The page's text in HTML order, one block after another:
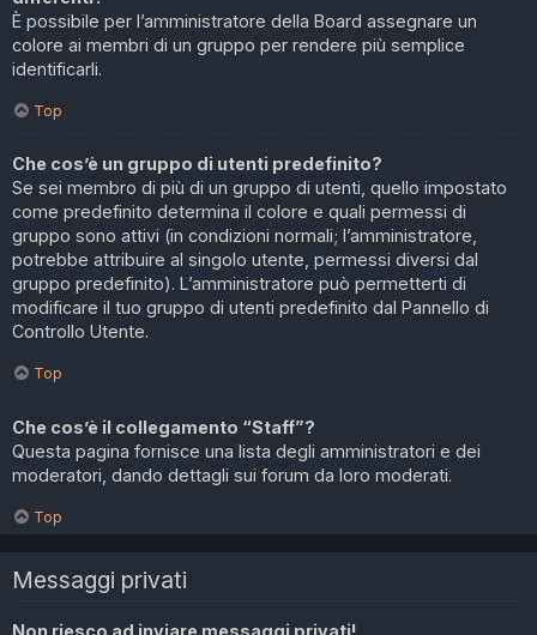
È possibile per l’amministratore della Board assegnare un
colore ai membri di un gruppo per rendere più semplice
identificarli.
Top
Che cos’è un gruppo di utenti predefinito?
Se sei membro di più di un gruppo di utenti, quello impostato
come predefinito determina il colore e quali permessi di
gruppo sono attivi (in condizioni normali; l’amministratore,
potrebbe attribuire al singolo utente, permessi diversi dal
gruppo predefinito). L’amministratore può permetterti di
modificare il tuo gruppo di utenti predefinito dal Pannello di
Controllo Utente.
Top
Che cos’è il collegamento “Staff”?
Questa pagina fornisce una lista degli amministratori e dei
moderatori, dando dettagli sui forum da loro moderati.
Top
Messaggi privati
Non riesco ad inviare messaggi privati!